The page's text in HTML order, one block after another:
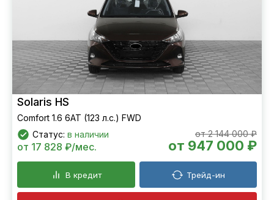
Solaris HS
Comfort 1.6 6AT (123 л.с.) FWD
Статус: в наличии от 2 144 000 ₽
от 947 000 ₽
от 17 828 ₽/мес.
В кредит Трейд-ин